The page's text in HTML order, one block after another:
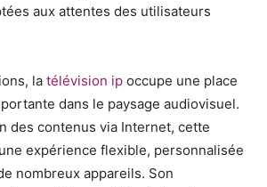
aux attentes des utilisateurs
la télévision ip occupe une place
dans le paysage audiovisuel.
des contenus via Internet, cette
expérience flexible, personnalisée
nombreux appareils. Son